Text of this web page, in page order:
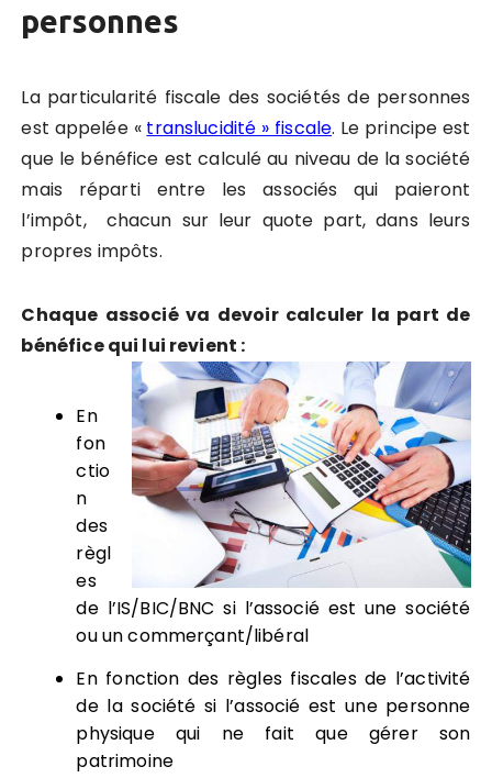
personnes
La particularité fiscale des sociétés de personnes
est appelée « translucidité » fiscale. Le principe est
que le bénéfice est calculé au niveau de la société
mais réparti entre les associés qui paieront
l’impôt, chacun sur leur quote part, dans leurs
propres impôts.
Chaque associé va devoir calculer la part de
bénéfice qui lui revient :
En
fon
ctio
n
des
règl
es
de l’IS/BIC/BNC si l’associé est une société
ou un commerçant/libéral
En fonction des règles fiscales de l’activité
de la société si l’associé est une personne
physique qui ne fait que gérer son
patrimoine